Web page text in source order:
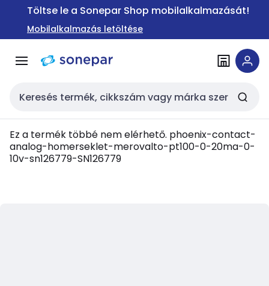
Ugrás a
Ugrás a
tartalomra
Töltse le a Sonepar Shop mobilalkalmazását!
Mobilalkalmazás letöltése
Keresési bemenet
Ez a termék többé nem elérhető. phoenix-contact-
analog-homerseklet-merovalto-pt100-0-20ma-0-
10v-sn126779-SN126779